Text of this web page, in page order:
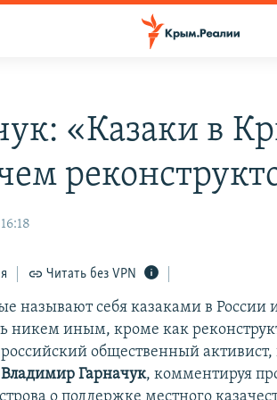
«Казаки в
Читать без VPN
называют себя казаками в
никем иным, кроме как
российский общественный
Владимир Гарначук, комментируя